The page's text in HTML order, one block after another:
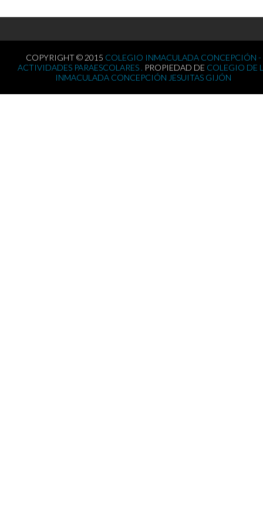
COPYRIGHT © 2015 COLEGIO INMACULADA CONCEPCIÓN -
ACTIVIDADES PARAESCOLARES . PROPIEDAD DE COLEGIO DE
INMACULADA CONCEPCIÓN JESUITAS GIJÓN